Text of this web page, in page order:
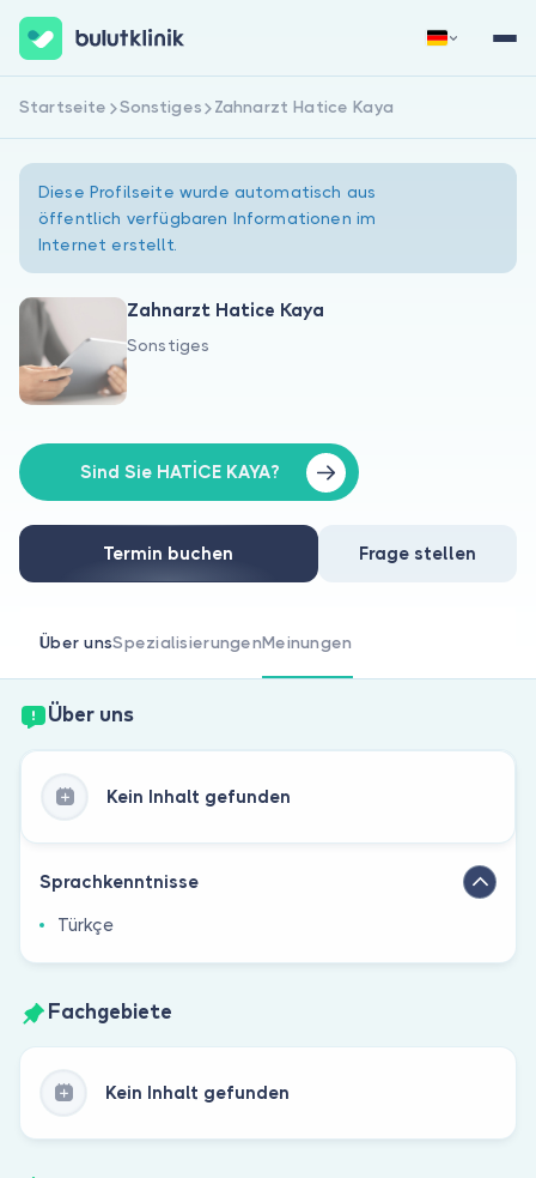
Über uns
Für Patienten
Für Ärzte
Jetzt registrieren Anmelden
Startseite Sonstiges Zahnarzt Hatice Kaya
Diese Profilseite wurde automatisch aus
öffentlich verfügbaren Informationen im
Internet erstellt.
Zahnarzt Hatice Kaya
Sonstiges
Sind Sie HATİCE KAYA?
Termin buchen Frage stellen
Über unsSpezialisierungenMeinungen
Über uns
Kein Inhalt gefunden
Sprachkenntnisse
Türkçe
Fachgebiete
Kein Inhalt gefunden